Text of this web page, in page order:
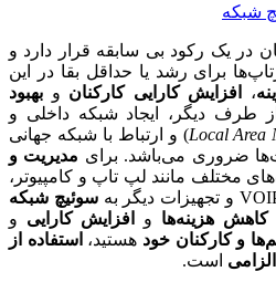
شبکه
در یک رکود بی سابقه قرار دارد و
برای رشد یا حداقل بقا در این
، افزایش کارایی کارکنان و بهبود
از طرف دیگر، ایجاد شبکه داخلی و
Local Area) و ارتباط با شبکه جهانی
ضروری می‌باشد. برای مدیریت و
مختلف مانند لپ تاپ و کامپیوتر،
سوئیچ شبکه
کاهش هزینه‌ها و افزایش کارایی و
و کارکنان خود هستید، استفاده از
الزامی است.